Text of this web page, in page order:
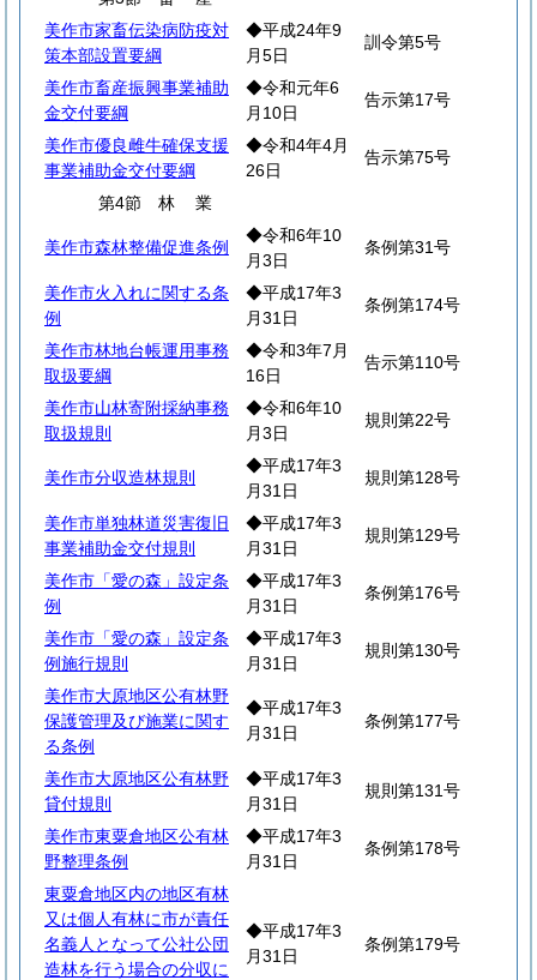
美作市家畜伝染病防疫対
策本部設置要綱
◆平成24年9
月5日
訓令第5号
美作市畜産振興事業補助
金交付要綱
◆令和元年6
月10日
告示第17号
美作市優良雌牛確保支援
事業補助金交付要綱
◆令和4年4月
26日
告示第75号
第4節 林業
美作市森林整備促進条例
◆令和6年10
月3日
条例第31号
美作市火入れに関する条
例
◆平成17年3
月31日
条例第174号
美作市林地台帳運用事務
取扱要綱
◆令和3年7月
16日
告示第110号
美作市山林寄附採納事務
取扱規則
◆令和6年10
月3日
規則第22号
美作市分収造林規則
◆平成17年3
月31日
規則第128号
美作市単独林道災害復旧
事業補助金交付規則
◆平成17年3
月31日
規則第129号
美作市「愛の森」設定条
例
◆平成17年3
月31日
条例第176号
美作市「愛の森」設定条
例施行規則
◆平成17年3
月31日
規則第130号
美作市大原地区公有林野
保護管理及び施業に関す
る条例
◆平成17年3
月31日
条例第177号
美作市大原地区公有林野
貸付規則
◆平成17年3
月31日
規則第131号
美作市東粟倉地区公有林
野整理条例
◆平成17年3
月31日
条例第178号
東粟倉地区内の地区有林
又は個人有林に市が責任
名義人となって公社公団
造林を行う場合の分収に
◆平成17年3
月31日
条例第179号